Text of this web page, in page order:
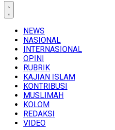
NEWS
NASIONAL
INTERNASIONAL
OPINI
RUBRIK
KAJIAN ISLAM
KONTRIBUSI
MUSLIMAH
KOLOM
REDAKSI
VIDEO